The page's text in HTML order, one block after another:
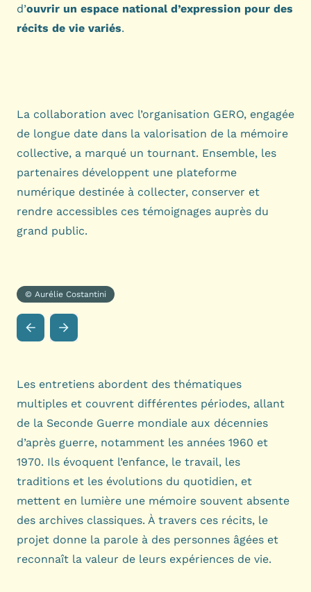
d’ouvrir un espace national d’expression pour des
récits de vie variés.
La collaboration avec l’organisation GERO, engagée
de longue date dans la valorisation de la mémoire
collective, a marqué un tournant. Ensemble, les
partenaires développent une plateforme
numérique destinée à collecter, conserver et
rendre accessibles ces témoignages auprès du
grand public.
© Aurélie Costantini
Les entretiens abordent des thématiques
multiples et couvrent différentes périodes, allant
de la Seconde Guerre mondiale aux décennies
d’après guerre, notamment les années 1960 et
1970. Ils évoquent l’enfance, le travail, les
traditions et les évolutions du quotidien, et
mettent en lumière une mémoire souvent absente
des archives classiques. À travers ces récits, le
projet donne la parole à des personnes âgées et
reconnaît la valeur de leurs expériences de vie.